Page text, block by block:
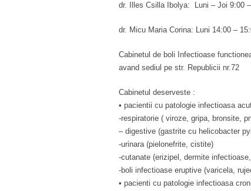
dr. Illes Csilla Ibolya: Luni – Joi 9:00
dr. Micu Maria Corina: Luni 14:00 –
Cabinetul de boli Infectioase
avand sediul pe str. Republicii nr.72
Cabinetul deserveste :
• pacientii cu patologie infectioasa
-respiratorie ( viroze, gripa, bronsite,
– digestive (gastrite cu helicobacter
-urinara (pielonefrite, cistite)
-cutanate (erizipel, dermite
-boli infectioase eruptive (varicela,
• pacienti cu patologie infectioasa